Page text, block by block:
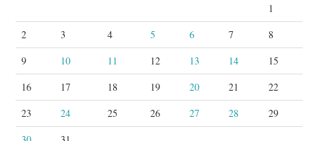
1
2
3 4 5 6 7
8
9
10 11 12 13 14
15
16
17 18 19 20 21
22
23
24 25 26 27 28
29